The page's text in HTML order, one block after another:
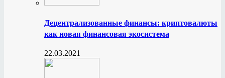
Децентрализованные финансы: криптовалюты
как новая финансовая экосистема
22.03.2021